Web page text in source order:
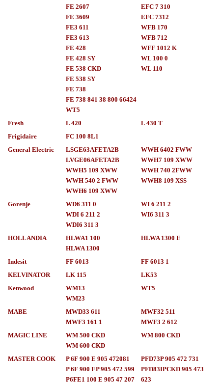
FE 2607
FE 3609
FE3 611
FE3 613
FE 428
FE 428 SY
FE 538 CKD
FE 538 SY
FE 738
FE 738 841 38 800 66424
WT5
EFC 7 310
EFC 7312
WFB 170
WFB 712
WFF 1012 K
WL 100 0
WL 110
Fresh L 420
L 430 T
Frigidaire
FC 100 8L1
General Electric
LSGE63AFETA2B
LVGE06AFETA2B
WWH5 109 XWW
WWH 540 2 FWW
WWH6 109 XWW
WWH 6402 FWW
WWH7 109 XWW
WWH 740 2FWW
WWH8 109 XSS
Gorenje
WD6 311 0
WDI 6 211 2
WDI6 311 3
WI 6 211 2
WI6 311 3
HOLLANDIA
HLWA1 100
HLWA 1300
HLWA 1300 E
Indesit FF 6013
FF 6013 1
KELVINATOR
LK 115
LK53
Kenwood
WM13
WM23
WT5
MABE
MWD33 611
MWF3 161 1
MWF32 511
MWF3 2 612
MAGIC LINE
WM 500 CKD
WM 600 CKD
WM 800 CKD
MASTER COOK
P 6F 900 E 905 472081
P 6F 900 EP 905 472 599
P6FE1 100 E 905 47 207
PFD73P 905 472 731
PFD83IPCKD 905 473
623